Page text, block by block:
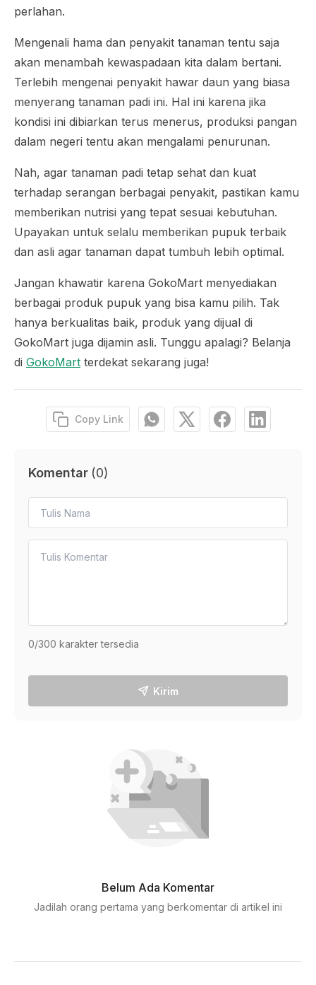
perlahan.
Mengenali hama dan penyakit tanaman tentu saja
akan menambah kewaspadaan kita dalam bertani.
Terlebih mengenai penyakit hawar daun yang biasa
menyerang tanaman padi ini. Hal ini karena jika
kondisi ini dibiarkan terus menerus, produksi pangan
dalam negeri tentu akan mengalami penurunan.
Nah, agar tanaman padi tetap sehat dan kuat
terhadap serangan berbagai penyakit, pastikan kamu
memberikan nutrisi yang tepat sesuai kebutuhan.
Upayakan untuk selalu memberikan pupuk terbaik
dan asli agar tanaman dapat tumbuh lebih optimal.
Jangan khawatir karena GokoMart menyediakan
berbagai produk pupuk yang bisa kamu pilih. Tak
hanya berkualitas baik, produk yang dijual di
GokoMart juga dijamin asli. Tunggu apalagi? Belanja
di GokoMart terdekat sekarang juga!
Copy Link
Komentar (0)
0/300 karakter tersedia
Kirim
Belum Ada Komentar
Jadilah orang pertama yang berkomentar di artikel ini